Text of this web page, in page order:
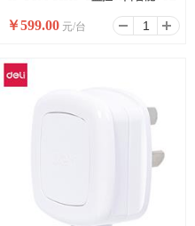
高功率全千兆交换机
￥599.00 元/台